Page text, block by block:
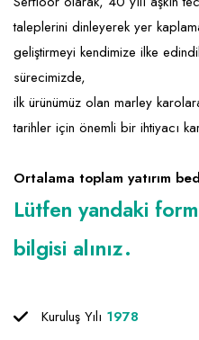
Ev Hizmetleri
Sağlık Güzellik
Turizm - Eğlence
Market FMGC - Katlı
Mobilya ve Ev Tekstili
Oyuncak ve Hediyelik
Yapı Malzemesi -
Gayrimenkul
Gıda ve Sarf
Güvenlik - Temizlik
Hukuk - Marka - Patent
Isıtma - Soğutma ve
Lojistik - Kargo ve Kurye
Matbaa - Fotoğraf
taleplerini dinleyerek yer
geliştirmeyi kendimize ilke
sürecimizde,
ilk ürünümüz olan marley
tarihler için önemli bir ihtiyacı
Ortalama toplam yatırım
Lütfen yandaki
bilgisi alınız.
Kuruluş Yılı 1978